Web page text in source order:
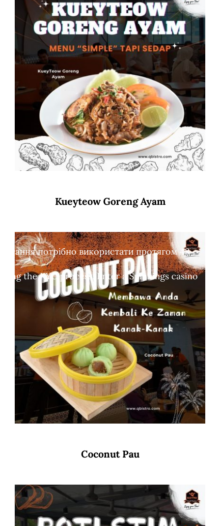
Kueyteow Goreng Ayam
Coconut Pau
потрібно використати протягом 48
the KYC process. Enter a Spinkings casino